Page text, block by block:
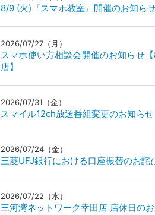
8/9 (火)『スマホ教室』開催のお知らせ
2026/07/27（月）
スマホ使い方相談会開催のお知らせ
店】
2026/07/31（金）
スマイル12ch放送番組変更のお知らせ
2026/07/24（金）
三菱UFJ銀行における口座振替のお詫
2026/07/22（水）
三河湾ネットワーク幸田店 店休日の